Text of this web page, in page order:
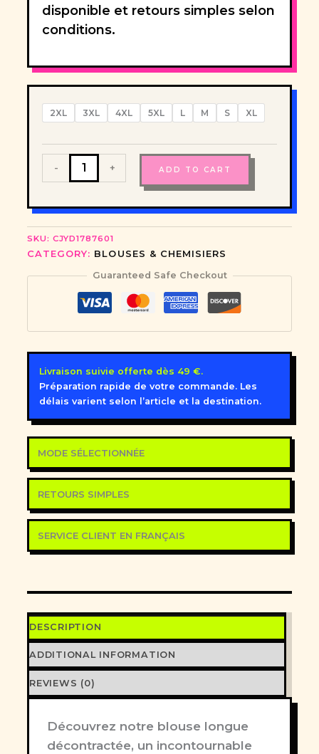
disponible et retours simples selon
conditions.
2XL 3XL 4XL 5XL L M S XL
-
Blouse
Longue
Décontractée
quantity
+ ADD TO CART
SKU: CJYD1787601
CATEGORY: BLOUSES & CHEMISIERS
Guaranteed Safe Checkout
Livraison suivie offerte dès 49 €.
Préparation rapide de votre commande. Les
délais varient selon l’article et la destination.
MODE SÉLECTIONNÉE
RETOURS SIMPLES
SERVICE CLIENT EN FRANÇAIS
DESCRIPTION
ADDITIONAL INFORMATION
REVIEWS (0)
Découvrez notre blouse longue
décontractée, un incontournable